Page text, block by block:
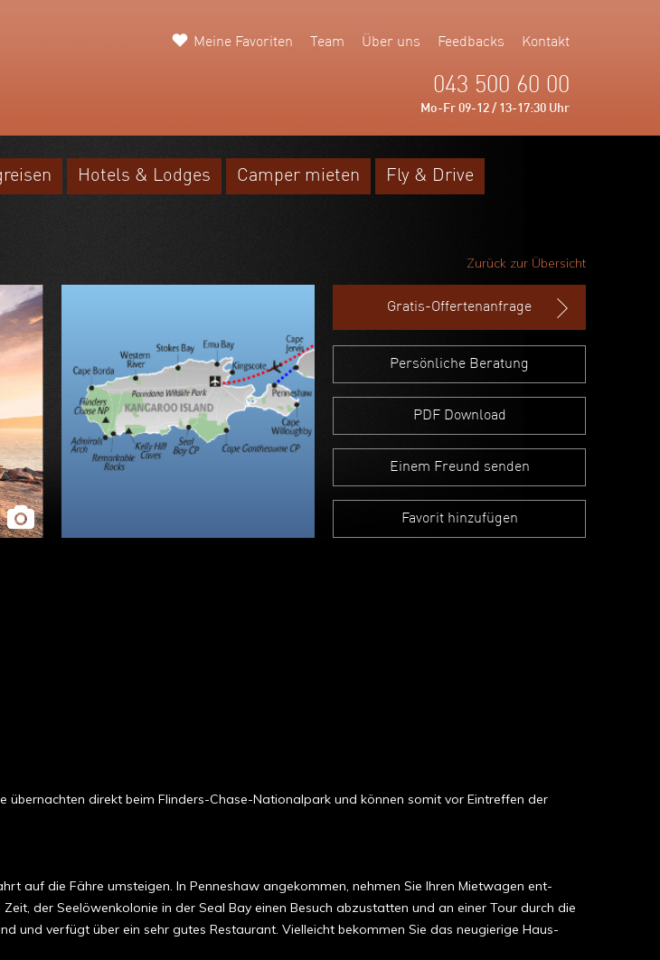
Meine Favoriten Team Über uns Feedbacks Kontakt
043 500 60 00
Mo-Fr 09-12 / 13-17:30 Uhr
Hotels & Lodges Camper mieten Fly & Drive
Zurück zur Übersicht
Gratis-Offertenanfrage
Persönliche Beratung
PDF Download
Einem Freund senden
Favorit hinzufügen
direkt beim Flinders-Chase-Nationalpark und können somit vor Eintreffen der
auf die Fähre umsteigen. In Penneshaw angekom­men, nehmen Sie Ihren Mietwagen ent­
der Seelöwenkolonie in der Seal Bay einen Besuch abzustatten und an einer Tour durch die
und verfügt über ein sehr gutes Restaurant. Vielleicht bekommen Sie das neugierige Haus-